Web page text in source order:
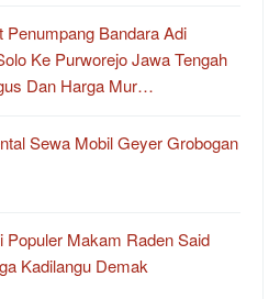
Penumpang Bandara Adi
Ke Purworejo Jawa Tengah
Dan Harga Mur…
Sewa Mobil Geyer Grobogan
Populer Makam Raden Said
Kadilangu Demak